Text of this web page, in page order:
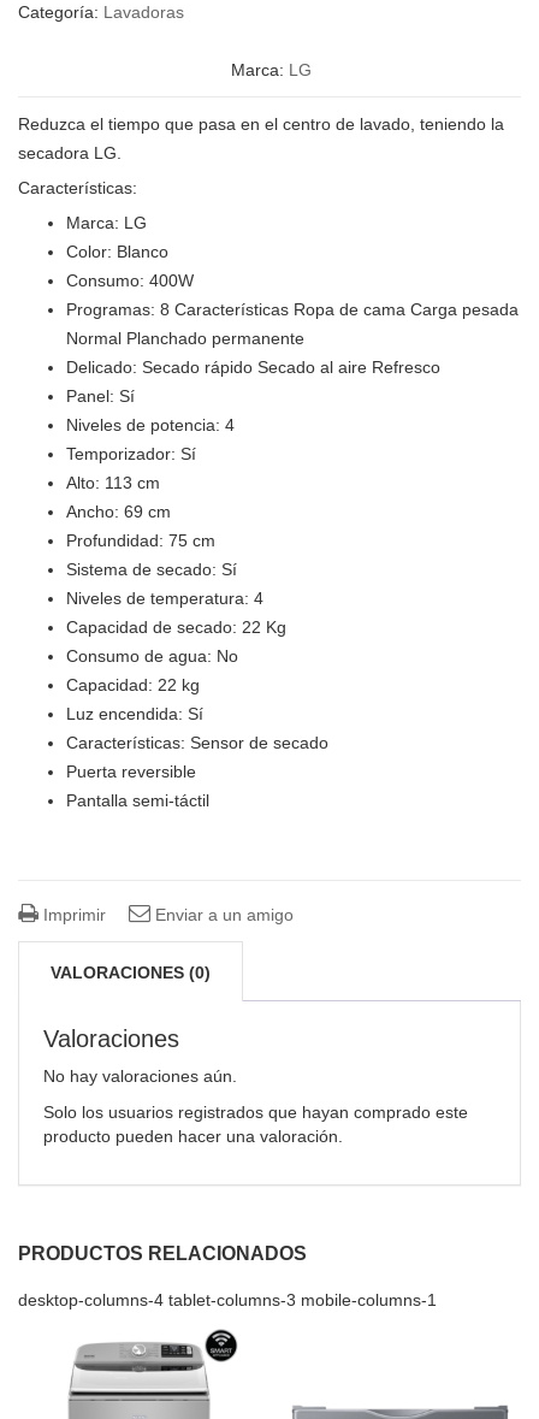
Categoría: Lavadoras
Marca: LG
Reduzca el tiempo que pasa en el centro de lavado, teniendo la
secadora LG.
Características:
Marca: LG
Color: Blanco
Consumo: 400W
Programas: 8 Características Ropa de cama Carga pesada
Normal Planchado permanente
Delicado: Secado rápido Secado al aire Refresco
Panel: Sí
Niveles de potencia: 4
Temporizador: Sí
Alto: 113 cm
Ancho: 69 cm
Profundidad: 75 cm
Sistema de secado: Sí
Niveles de temperatura: 4
Capacidad de secado: 22 Kg
Consumo de agua: No
Capacidad: 22 kg
Luz encendida: Sí
Características: Sensor de secado
Puerta reversible
Pantalla semi-táctil
Imprimir Enviar a un amigo
VALORACIONES (0)
Valoraciones
No hay valoraciones aún.
Solo los usuarios registrados que hayan comprado este
producto pueden hacer una valoración.
PRODUCTOS RELACIONADOS
desktop-columns-4 tablet-columns-3 mobile-columns-1